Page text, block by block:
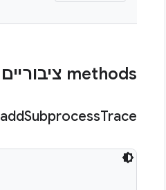
‫methods ציבוריים
addSubprocessTrace